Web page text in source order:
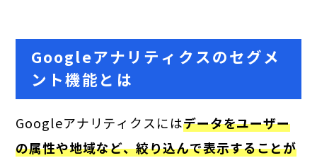
Googleアナリティクスのセグメ
ント機能とは
Googleアナリティクスにはデータをユーザー
の属性や地域など、絞り込んで表示することが